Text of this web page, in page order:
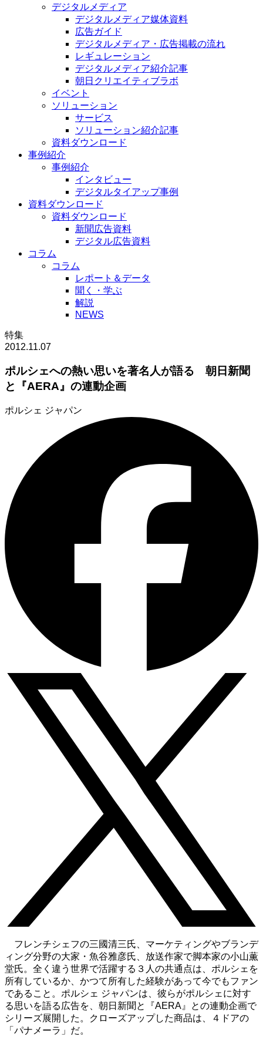
デジタルメディア
デジタルメディア媒体資料
広告ガイド
デジタルメディア・広告掲載の流れ
レギュレーション
デジタルメディア紹介記事
朝日クリエイティブラボ
イベント
ソリューション
サービス
ソリューション紹介記事
資料ダウンロード
事例紹介
事例紹介
インタビュー
デジタルタイアップ事例
資料ダウンロード
資料ダウンロード
新聞広告資料
デジタル広告資料
コラム
コラム
レポート＆データ
聞く・学ぶ
解説
NEWS
特集
2012.11.07
ポルシェへの熱い思いを著名人が語る 朝日新聞
と『AERA』の連動企画
ポルシェ ジャパン
フレンチシェフの三國清三氏、マーケティングやブランデ
ィング分野の大家・魚谷雅彦氏、放送作家で脚本家の小山薫
堂氏。全く違う世界で活躍する３人の共通点は、ポルシェを
所有しているか、かつて所有した経験があって今でもファン
であること。ポルシェ ジャパンは、彼らがポルシェに対す
る思いを語る広告を、朝日新聞と『AERA』との連動企画で
シリーズ展開した。クローズアップした商品は、４ドアの
「パナメーラ」だ。